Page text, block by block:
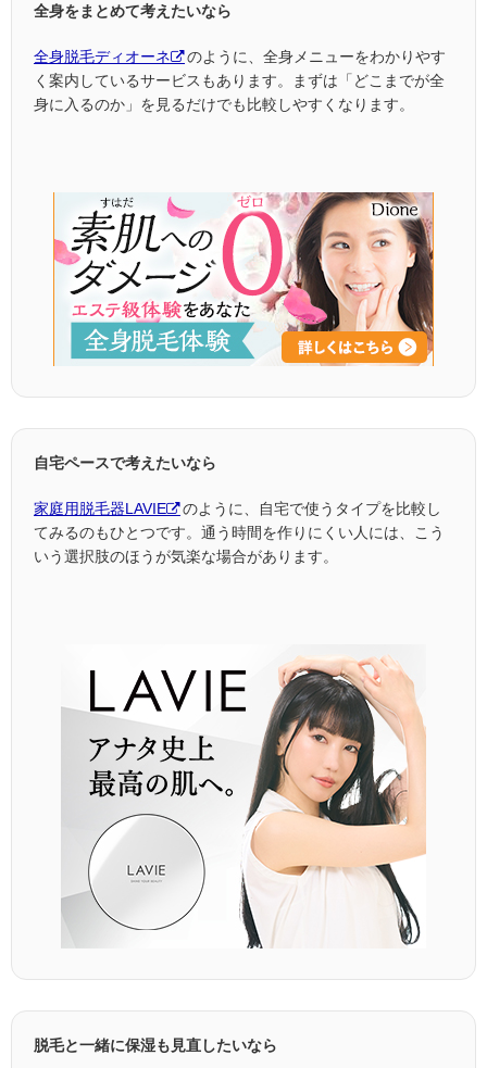
全身をまとめて考えたいなら
全身脱毛ディオーネ
のように、全身メニューをわかりやす
く案内しているサービスもあります。まずは「どこまでが全
身に入るのか」を見るだけでも比較しやすくなります。
自宅ペースで考えたいなら
家庭用脱毛器LAVIE
のように、自宅で使うタイプを比較し
てみるのもひとつです。通う時間を作りにくい人には、こう
いう選択肢のほうが気楽な場合があります。
脱毛と一緒に保湿も見直したいなら